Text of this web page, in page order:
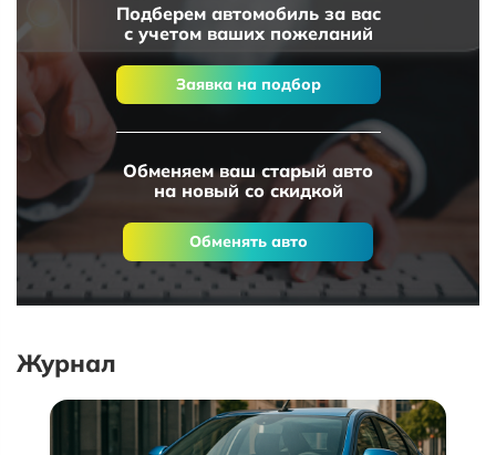
Подберем автомобиль за вас
с учетом ваших пожеланий
Заявка на подбор
Обменяем ваш старый авто
на новый со скидкой
Обменять авто
Журнал